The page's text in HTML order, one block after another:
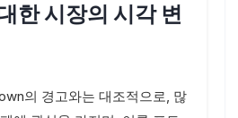
한 시장의 시각 변
의 경고와는 대조적으로, 많